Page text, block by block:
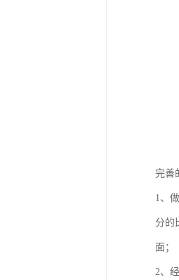
完善
1、
分的
面；
2、